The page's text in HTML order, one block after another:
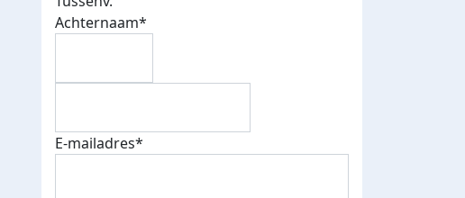
Achternaam*
E-mailadres*